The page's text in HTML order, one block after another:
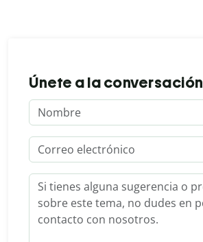
Únete a la conversación